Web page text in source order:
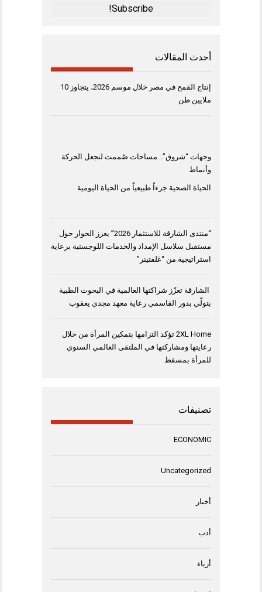
أحدث المقالات
إنتاج القمح في مصر خلال موسم 2026، يتجاوز 10
ملايين طن
وجهات “شروق”.. مساحات صُممت لتجعل الحركة
وأنماط
الحياة الصحية جزءاً طبيعياً من الحياة اليومية
“منتدى الشارقة للاستثمار 2026” يعزز الحوار حول
مستقبل سلاسل الإمداد والخدمات اللوجستية برعاية
استراتيجية من “غلفتينر”
الشارقة تعزّز شراكتها العالمية في البحوث الطبية
بتولّي بدور القاسمي رعاية معهد مجدي يعقوب
2XL Home تؤكد التزامها بتمكين المرأة من خلال
رعايتها ومشاركتها في الملتقى العالمي السنوي
للمرأة بمسقط
تصنيفات
ECONOMIC
Uncategorized
أخبار
أدب
أزياء